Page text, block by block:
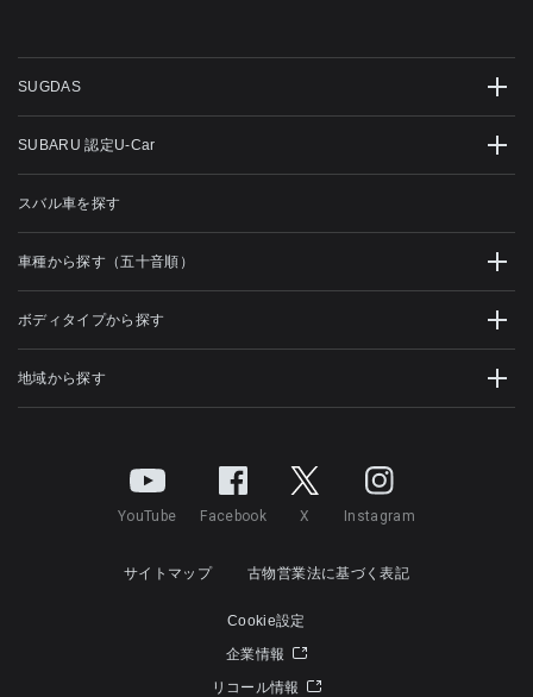
SUGDAS
SUBARU 認定U-Car
スバル車を探す
車種から探す（五十音順）
ボディタイプから探す
地域から探す
YouTube Facebook X Instagram
サイトマップ 古物営業法に基づく表記
Cookie設定
企業情報
リコール情報